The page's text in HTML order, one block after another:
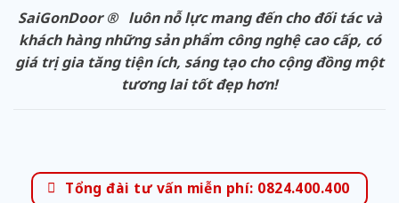
SaiGonDoor ® luôn nỗ lực mang đến cho đối tác và
khách hàng những sản phẩm công nghệ cao cấp, có
giá trị gia tăng tiện ích, sáng tạo cho cộng đồng một
tương lai tốt đẹp hơn!
Tổng đài tư vấn miễn phí: 0824.400.400